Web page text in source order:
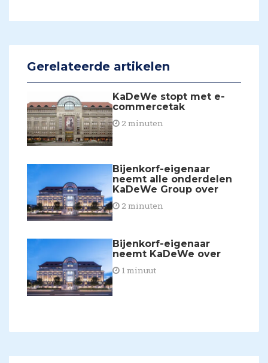
Gerelateerde artikelen
KaDeWe stopt met e-
commercetak
2 minuten
Bijenkorf-eigenaar
neemt alle onderdelen
KaDeWe Group over
2 minuten
Bijenkorf-eigenaar
neemt KaDeWe over
1 minuut